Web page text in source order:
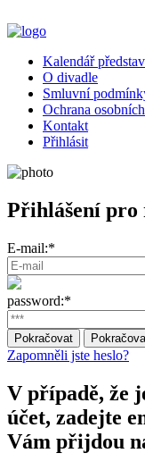
Kalendář
O divadle
Smluvní
Ochrana
Kontakt
Přihlásit
Přihlášení pro
E-mail:*
password:*
Zapomněli jste heslo?
V případě, že
účet, zadejte
Vám přijdou